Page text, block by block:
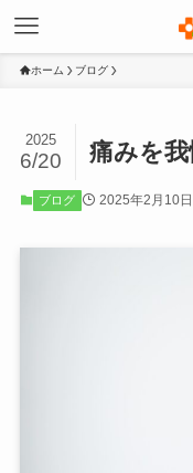
ホーム ブログ
痛みを
2025
6/20
ブログ 2025年2月10日